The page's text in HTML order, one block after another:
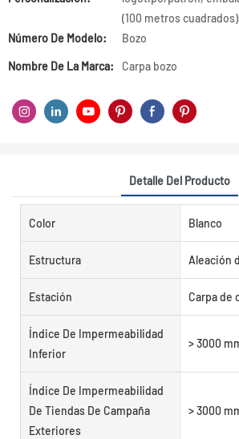
(100 metros cuadrados)
Número De Modelo:
Bozo
Nombre De La Marca: Carpa bozo
Detalle Del Producto
Color Blanco
Estructura Aleación
Estación Carpa de
Índice De Impermeabilidad
Inferior
> 3000
Índice De Impermeabilidad
De Tiendas De Campaña
Exteriores
> 3000